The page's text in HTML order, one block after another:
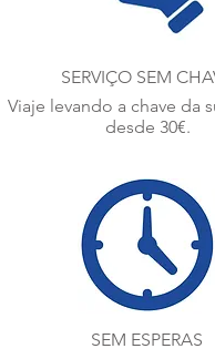
SERVIÇO SEM
Viaje levando a chave da
desde 30€.
SEM ESPERAS